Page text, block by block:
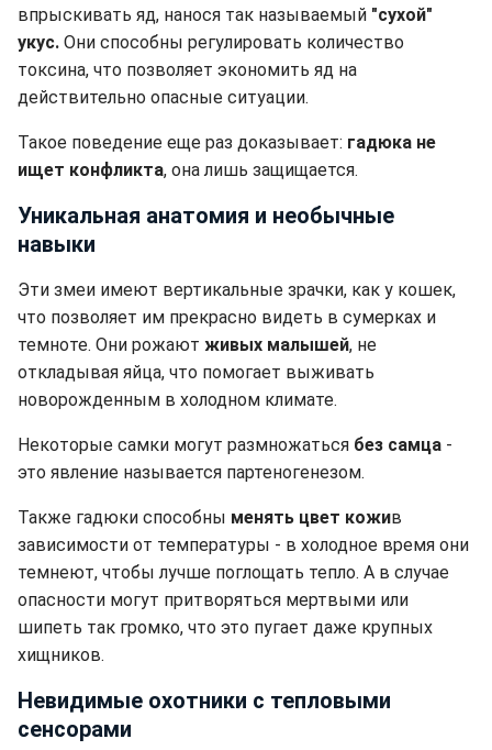
впрыскивать яд, нанося так называемый "сухой"
укус. Они способны регулировать количество
токсина, что позволяет экономить яд на
действительно опасные ситуации.
Такое поведение еще раз доказывает: гадюка не
ищет конфликта, она лишь защищается.
Уникальная анатомия и необычные
навыки
Эти змеи имеют вертикальные зрачки, как у кошек,
что позволяет им прекрасно видеть в сумерках и
темноте. Они рожают живых малышей, не
откладывая яйца, что помогает выживать
новорожденным в холодном климате.
Некоторые самки могут размножаться без самца -
это явление называется партеногенезом.
Также гадюки способны менять цвет кожив
зависимости от температуры - в холодное время они
темнеют, чтобы лучше поглощать тепло. А в случае
опасности могут притворяться мертвыми или
шипеть так громко, что это пугает даже крупных
хищников.
Невидимые охотники с тепловыми
сенсорами